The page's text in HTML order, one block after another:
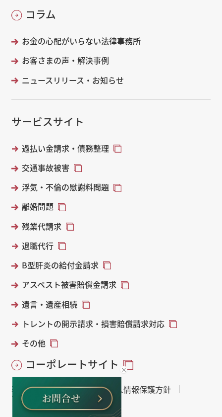
コラム
お金の心配がいらない法律事務所
お客さまの声・解決事例
ニュースリリース・お知らせ
サービスサイト
過払い金請求・債務整理
交通事故被害
浮気・不倫の慰謝料問題
離婚問題
残業代請求
退職代行
B型肝炎の給付金請求
アスベスト被害賠償金請求
遺言・遺産相続
トレントの開示請求・損害賠償請求対応
その他
コーポレートサイト
著作権・免責について 個人情報保護方針
サイトマップ